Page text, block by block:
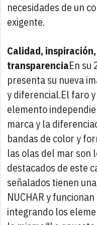
necesidades de un
exigente.
Calidad,
transparenciaEn su
presenta su nueva
y diferencial.El faro
elemento
marca y la
bandas de color y
las olas del mar son
destacados de este
señalados tienen
NUCHAR y
integrando los